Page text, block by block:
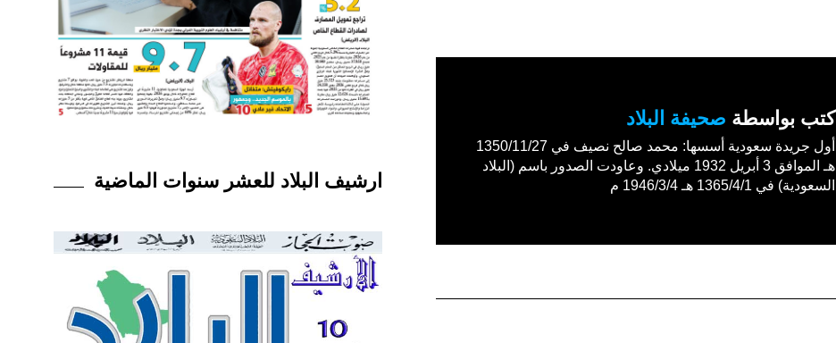
كتب بواسطة صحيفة البلاد
أول جريدة سعودية أسسها: محمد صالح نصيف في 1350/11/27
هـ الموافق 3 أبريل 1932 ميلادي. وعاودت الصدور باسم (البلاد
السعودية) في 1365/4/1 هـ 1946/3/4 م
ارشيف البلاد للعشر سنوات الماضية